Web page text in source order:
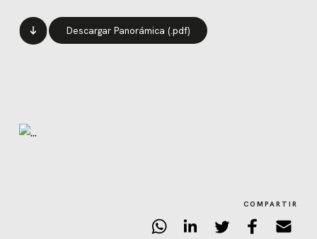
Descargar Panorámica (.pdf)
COMPARTIR